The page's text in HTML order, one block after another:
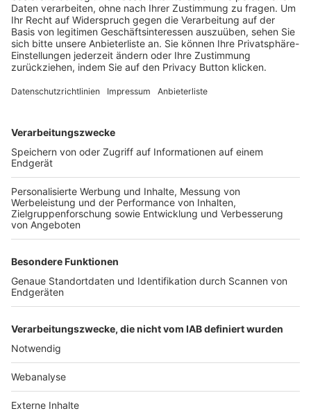
Trainerbörse
Login SpielPlus
FOLGE DEM BFV
TOP-VEREINE
TOP-PARTNER
Nutzungsbedingungen Datenschutz Impressum